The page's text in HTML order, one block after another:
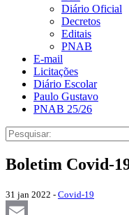
Diário Oficial
Decretos
Editais
PNAB
E-mail
Licitações
Diário Escolar
Paulo Gustavo
PNAB 25/26
Boletim Covid-
31 jan 2022 - Covid-19